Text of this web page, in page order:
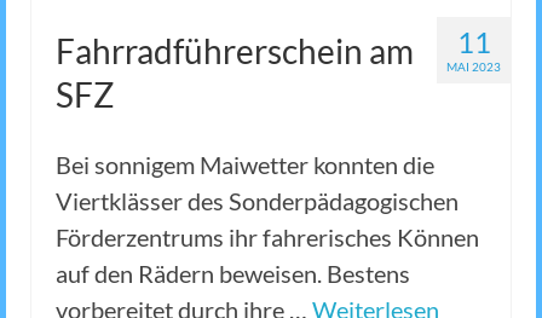
11
MAI 2023
Fahrradführerschein am
SFZ
Bei sonnigem Maiwetter konnten die
Viertklässer des Sonderpädagogischen
Förderzentrums ihr fahrerisches Können
auf den Rädern beweisen. Bestens
vorbereitet durch ihre … Weiterlesen